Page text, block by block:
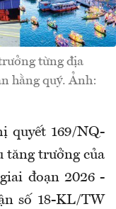
từng địa
hằng quý. Ảnh:
quyết 169/NQ-
tăng trưởng của
đoạn 2026 -
số 18-KL/TW